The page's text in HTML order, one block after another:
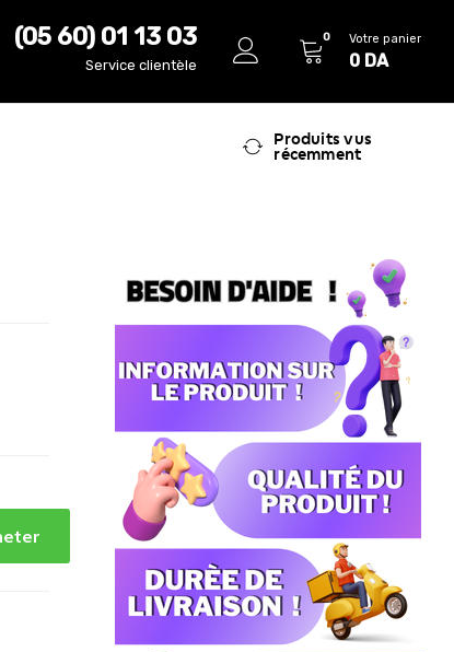
(05 60) 01 13 03
Service clientèle
0 Votre panier
0 DA
Produits vus
récemment